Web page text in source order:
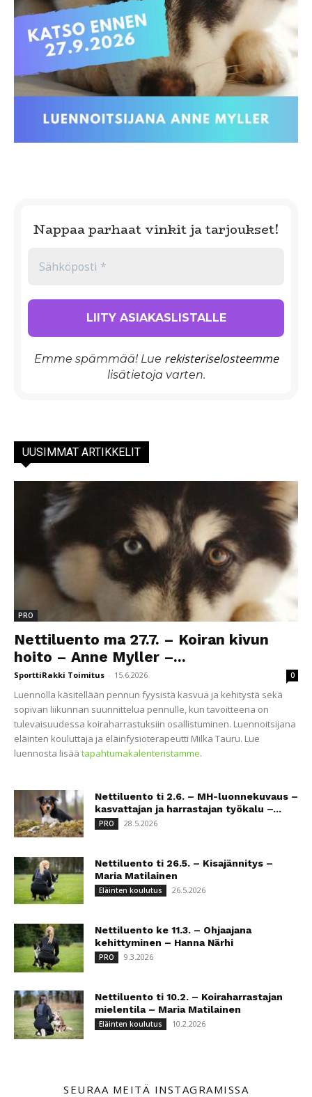
Nappaa parhaat vinkit ja tarjoukset!
Emme spämmää! Lue rekisteriselosteemme
lisätietoja varten.
UUSIMMAT ARTIKKELIT
PRO
Nettiluento ma 27.7. – Koiran kivun
hoito – Anne Myller –...
SporttiRakki Toimitus - 15.6.2026 0
Luennolla käsitellään pennun fyysistä kasvua ja kehitystä sekä
sopivan liikunnan suunnittelua pennulle, kun tavoitteena on
tulevaisuudessa koiraharrastuksiin osallistuminen. Luennoitsijana
eläinten kouluttaja ja eläinfysioterapeutti Milka Tauru. Lue
luennosta lisää tapahtumakalenteristamme.
Nettiluento ti 2.6. – MH-luonnekuvaus –
kasvattajan ja harrastajan työkalu –...
PRO 28.5.2026
Nettiluento ti 26.5. – Kisajännitys –
Maria Matilainen
Eläinten koulutus 26.5.2026
Nettiluento ke 11.3. – Ohjaajana
kehittyminen – Hanna Närhi
PRO 9.3.2026
Nettiluento ti 10.2. – Koiraharrastajan
mielentila – Maria Matilainen
Eläinten koulutus 10.2.2026
SEURAA MEITÄ INSTAGRAMISSA